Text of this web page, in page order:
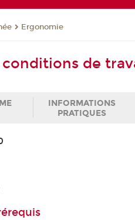
Ergonomie
de
INFORMATIONS
PRATIQUES